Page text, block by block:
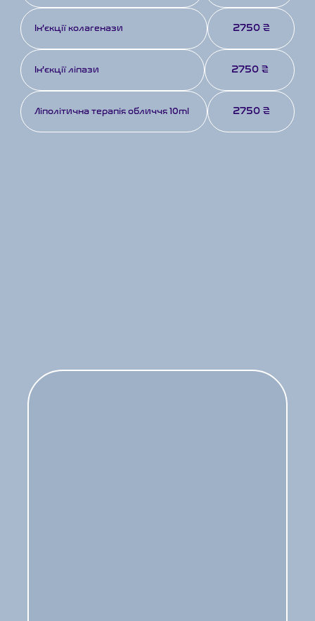
Ін’єкції колагенази 2750 ₴
Ін’єкції ліпази 2750 ₴
Ліполітична терапія обличчя 10ml 2750 ₴